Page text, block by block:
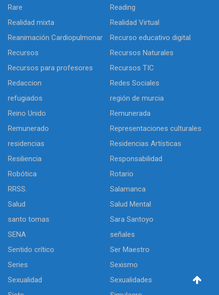
Rare
Reading
Realidad mixta
Realidad Virtual
Reanimación Cardiopulmonar
Recurso educativo digital
Recursos
Recursos Naturales
Recursos para profesores
Recursos TIC
Redaccion
Redes Sociales
refugiados
región de murcia
Reino Unido
Remunerada
Remunerado
Representaciones culturales
residencias
Residencias Artísticas
Resiliencia
Responsabilidad
Robótica
Rotario
RRSS.
Salamanca
Salud
Salud Mental
santo tomas
Sara Santoyo
SENA
señales
Sentido crítico
Ser Maestro
Series
Sexismo
Sexualidad
Sexualidades